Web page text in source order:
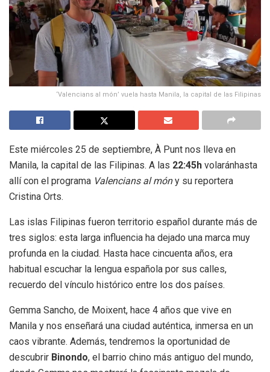
‘Valencians al món’ vuela hasta Manila, la capital de las Filipinas
Este miércoles 25 de septiembre, À Punt nos lleva en
Manila, la capital de las Filipinas. A las 22:45h volaránhasta
allí con el programa Valencians al móny su reportera
Cristina Orts.
Las islas Filipinas fueron territorio español durante más de
tres siglos: esta larga influencia ha dejado una marca muy
profunda en la ciudad. Hasta hace cincuenta años, era
habitual escuchar la lengua española por sus calles,
recuerdo del vínculo histórico entre los dos países.
Gemma Sancho, de Moixent, hace 4 años que vive en
Manila y nos enseñará una ciudad auténtica, inmersa en un
caos vibrante. Además, tendremos la oportunidad de
descubrir Binondo, el barrio chino más antiguo del mundo,